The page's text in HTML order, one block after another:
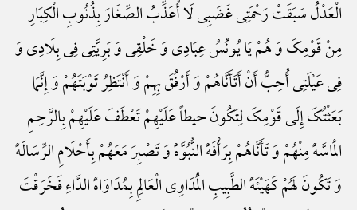
الْعَدْلُ سَبَقَتْ رَحْمَتِی غَضَبِی لَا أُعَذِّبُ الصِّغَارَ بِذُنُوبِ الْکِبَارِ
مِنْ قَوْمِکَ وَ هُمْ یَا یُونُسُ عِبَادِی وَ خَلْقِی وَ بَرِیَّتِی فِی بِلَادِی وَ
فِی عَیْلَتِی أُحِبُّ أَنْ أَتَأَنَّاهُمْ وَ أَرْفُقَ بِهِمْ وَ أَنْتَظِرُ تَوْبَتَهُمْ وَ إِنَّمَا
بَعَثْتُکَ إِلَی قَوْمِکَ لِتَکُونَ حیطاً عَلَیْهِمْ تَعْطَفَ عَلَیْهِمْ بِالرَّحِمِ
الْمَاسَّهًْ مِنْهُمْ وَ تَأَنَّاهُمْ بِرَأْفَهًْ النُّبُوَّهًْ وَ تَصْبِرَ مَعَهُمْ بِأَحْلَامِ الرِّسَالَهًْ
وَ تَکُونَ لَهُمْ کَهَیْئَهًْ الطَّبِیبِ الْمُدَاوِی الْعَالِمِ بِمُدَاوَاهًْ الدَّاءِ فَخَرَقْتَ